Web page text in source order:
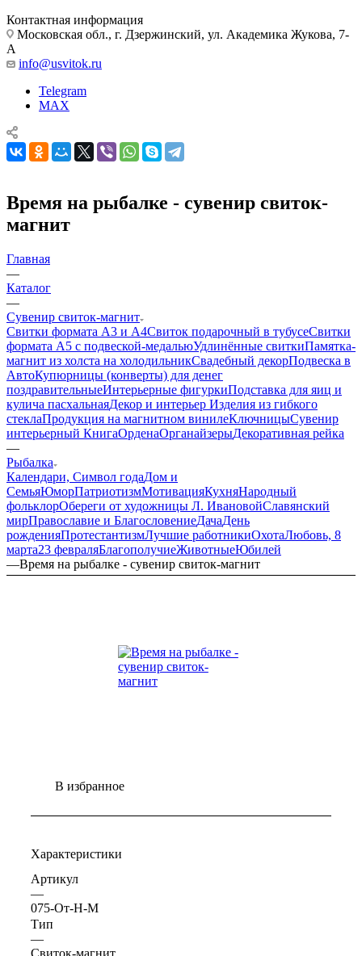
Контактная информация
Московская обл., г. Дзержинский, ул. Академика Жукова, 7-
А
info@usvitok.ru
Telegram
MAX
Время на рыбалке - сувенир свиток-
магнит
Главная
—
Каталог
—
Сувенир свиток-магнит
Свитки формата А3 и А4Свиток подарочный в тубусеСвитки
формата А5 с подвеской-медальюУдлинённые свиткиПамятка-
магнит из холста на холодильникСвадебный декорПодвеска в
АвтоКупюрницы (конверты) для денег
поздравительныеИнтерьерные фигуркиПодставка для яиц и
кулича пасхальнаяДекор и интерьер Изделия из гибкого
стеклаПродукция на магнитном винилеКлючницыСувенир
интерьерный КнигаОрденаОрганайзерыДекоративная рейка
—
Рыбалка
Календари, Символ годаДом и
СемьяЮморПатриотизмМотивацияКухняНародный
фольклорОбереги от художницы Л. ИвановойСлавянский
мирПравославие и БлагословениеДачаДень
рожденияПротестантизмЛучшие работникиОхотаЛюбовь, 8
марта23 февраляБлагополучиеЖивотныеЮбилей
—Время на рыбалке - сувенир свиток-магнит
В избранное
Характеристики
Артикул
—
075-От-Н-М
Тип
—